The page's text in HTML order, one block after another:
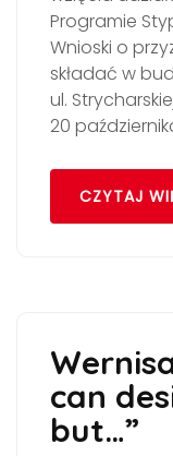
Programie
Wnioski o
składać w
ul.
20
CZYTAJ
can
but…”